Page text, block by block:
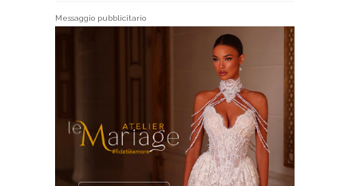
Messaggio pubblicitario